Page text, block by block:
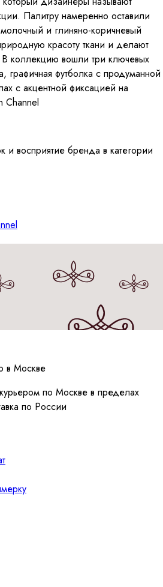
Палитру намеренно оставили
и глиняно-коричневый
красоту ткани и делают
коллекцию вошли три ключевых
графичная футболка с продуманной
с акцентной фиксацией на
Channel
и восприятие бренда в категории
данных
в Москве
по Москве в пределах
по России